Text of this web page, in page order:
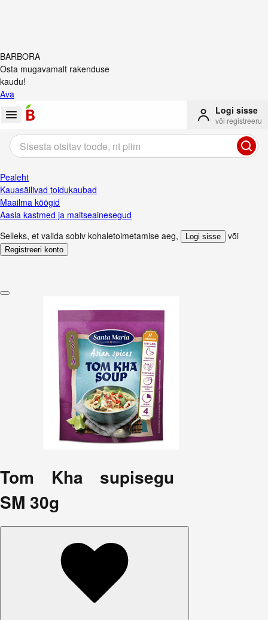
BARBORA
Osta mugavamalt rakenduse
kaudu!
Ava
Logi sisse
või registreeru
Pealeht
Kauasäilivad toidukaubad
Maailma köögid
Aasia kastmed ja maitseainesegud
Selleks, et valida sobiv kohaletoimetamise aeg, Logi sisse või
Registreeri konto
Tom Kha supisegu
SM 30g